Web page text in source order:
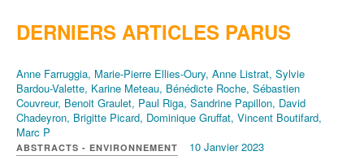
DERNIERS ARTICLES PARUS
Anne Farruggia, Marie-Pierre Ellies-Oury, Anne Listrat, Sylvie
Bardou-Valette, Karine Meteau, Bénédicte Roche, Sébastien
Couvreur, Benoit Graulet, Paul Riga, Sandrine Papillon, David
Chadeyron, Brigitte Picard, Dominique Gruffat, Vincent Boutifard,
Marc P
ABSTRACTS - ENVIRONNEMENT 10 Janvier 2023